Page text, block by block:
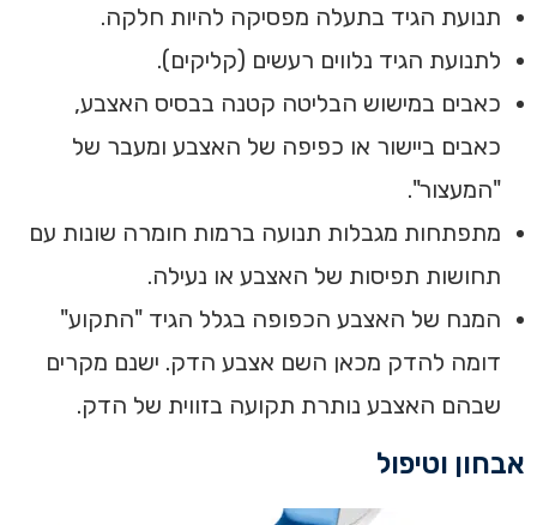
תנועת הגיד בתעלה מפסיקה להיות חלקה.
לתנועת הגיד נלווים רעשים (קליקים).
כאבים במישוש הבליטה קטנה בבסיס האצבע,
כאבים ביישור או כפיפה של האצבע ומעבר של
"המעצור".
מתפתחות מגבלות תנועה ברמות חומרה שונות עם
תחושות תפיסות של האצבע או נעילה.
המנח של האצבע הכפופה בגלל הגיד "התקוע"
דומה להדק מכאן השם אצבע הדק. ישנם מקרים
שבהם האצבע נותרת תקועה בזווית של הדק.
אבחון וטיפול